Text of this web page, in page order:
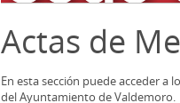
Actas de
En esta sección puede acceder a
del Ayuntamiento de Valdemoro.